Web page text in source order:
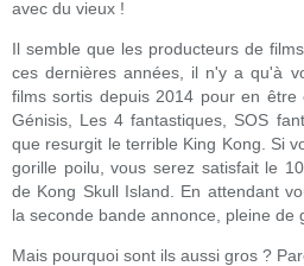
avec du vieux !
Il semble que les producteurs de
ces dernières années, il n'y a qu'à
films sortis depuis 2014 pour en être
Génisis, Les 4 fantastiques, SOS
que resurgit le terrible King Kong. Si
gorille poilu, vous serez satisfait le
de Kong Skull Island. En attendant
la seconde bande annonce, pleine de
Mais pourquoi sont ils aussi gros ?